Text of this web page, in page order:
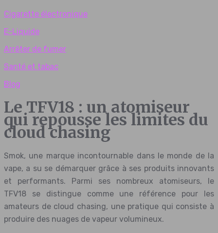
Cigarette électronique
E-Liquide
Arrêter de fumer
Santé et tabac
Blog
Le TFV18 : un atomiseur
qui repousse les limites du
cloud chasing
Smok, une marque incontournable dans le monde de la
vape, a su se démarquer grâce à ses produits innovants
et performants. Parmi ses nombreux atomiseurs, le
TFV18 se distingue comme une référence pour les
amateurs de cloud chasing, une pratique qui consiste à
produire des nuages de vapeur volumineux.